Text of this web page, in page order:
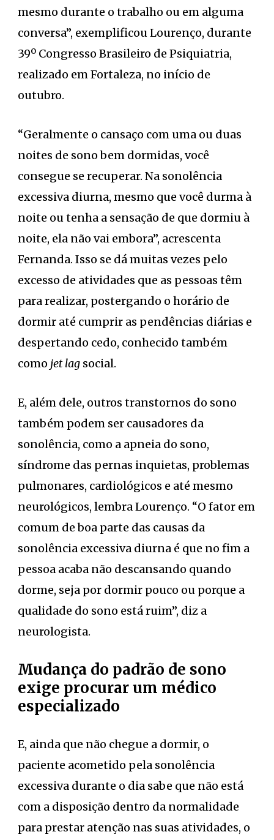
mesmo durante o trabalho ou em alguma
conversa”, exemplificou Lourenço, durante
39º Congresso Brasileiro de Psiquiatria,
realizado em Fortaleza, no início de
outubro.
“Geralmente o cansaço com uma ou duas
noites de sono bem dormidas, você
consegue se recuperar. Na sonolência
excessiva diurna, mesmo que você durma à
noite ou tenha a sensação de que dormiu à
noite, ela não vai embora”, acrescenta
Fernanda. Isso se dá muitas vezes pelo
excesso de atividades que as pessoas têm
para realizar, postergando o horário de
dormir até cumprir as pendências diárias e
despertando cedo, conhecido também
como jet lag social.
E, além dele, outros transtornos do sono
também podem ser causadores da
sonolência, como a apneia do sono,
síndrome das pernas inquietas, problemas
pulmonares, cardiológicos e até mesmo
neurológicos, lembra Lourenço. “O fator em
comum de boa parte das causas da
sonolência excessiva diurna é que no fim a
pessoa acaba não descansando quando
dorme, seja por dormir pouco ou porque a
qualidade do sono está ruim”, diz a
neurologista.
Mudança do padrão de sono
exige procurar um médico
especializado
E, ainda que não chegue a dormir, o
paciente acometido pela sonolência
excessiva durante o dia sabe que não está
com a disposição dentro da normalidade
para prestar atenção nas suas atividades, o